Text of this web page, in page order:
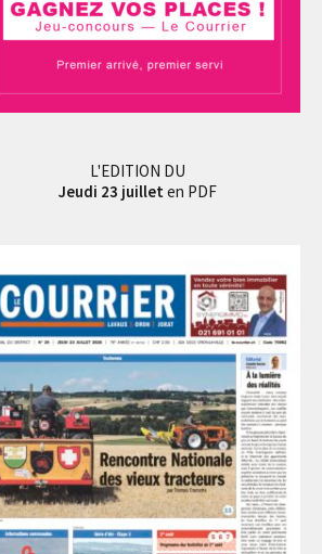
L'EDITION DU
Jeudi 23 juillet en PDF